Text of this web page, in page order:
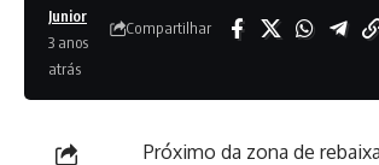
Junior
3 anos
atrás
Compartilhar
Próximo da zona de